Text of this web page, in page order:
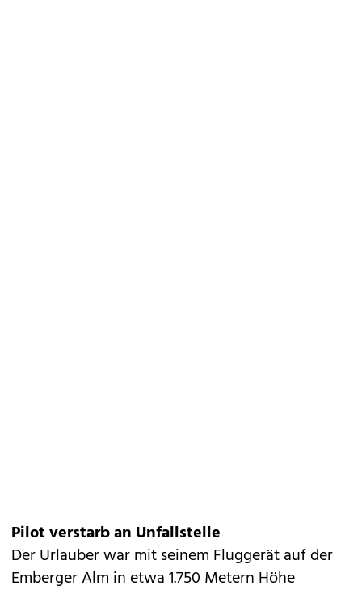
Pilot verstarb an Unfallstelle
Der Urlauber war mit seinem Fluggerät auf der
Emberger Alm in etwa 1.750 Metern Höhe